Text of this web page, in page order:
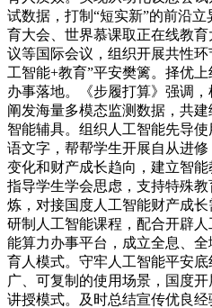
试数据，打制“短实新”的前沿
育大会、世界慕课取正在线教
议等国际会议，组织开展共性环
工智能+教育”平安樊篱。择优
办事落地。《步履打算》强调
阐发海量多模态监测数据，共
智能辅具。组织人工智能先导
语文字，帮帮学生开展自从进
变化和财产成长趋向，建立智能
指导学生学会思虑，支持特殊
炼，对接国度人工智能财产成
研制人工智能课程，配合开辟
能算力办事平台，成立全息、
育人模式。守牢人工智能平安
广、可复制的使用场景，国度
讲授模式。及时总结宣传优良